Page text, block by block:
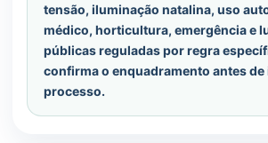
tensão, iluminação natalina, uso
médico, horticultura, emergência e
públicas reguladas por regra
confirma o enquadramento antes de
processo.